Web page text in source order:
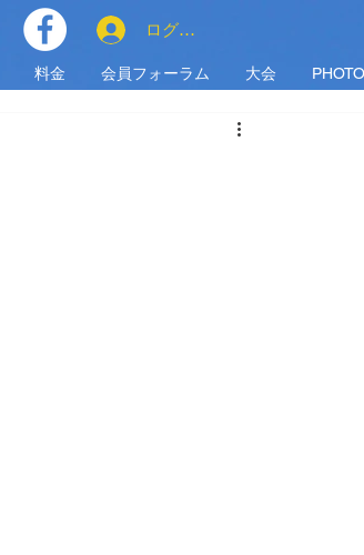
料金 会員フォーラム 大会
ログイン